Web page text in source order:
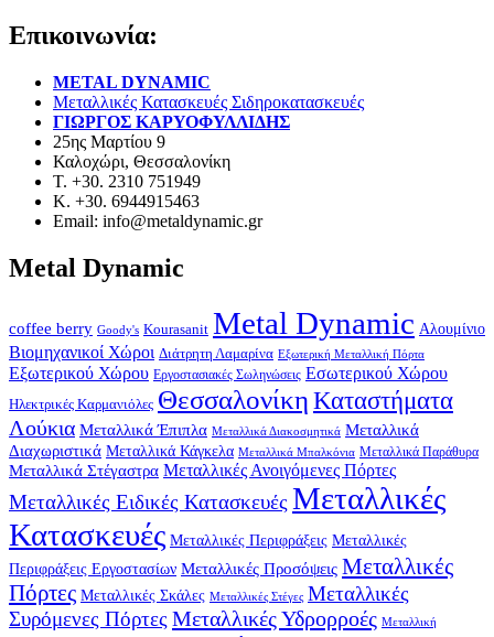
Επικοινωνία:
METAL DYNAMIC
Μεταλλικές Κατασκευές Σιδηροκατασκευές
ΓΙΩΡΓΟΣ ΚΑΡΥΟΦΥΛΛΙΔΗΣ
25ης Μαρτίου 9
Καλοχώρι, Θεσσαλονίκη
Τ. +30. 2310 751949
Κ. +30. 6944915463
Email: info@metaldynamic.gr
Metal Dynamic
coffee berry Goody's Kourasanit Metal Dynamic Αλουμίνιο
Βιομηχανικοί Χώροι Διάτρητη Λαμαρίνα Εξωτερική Μεταλλική Πόρτα
Εξωτερικού Χώρου Εργοστασιακές Σωληνώσεις Εσωτερικού Χώρου
Ηλεκτρικές Καρμανιόλες Θεσσαλονίκη Καταστήματα
Λούκια Μεταλλικά Έπιπλα Μεταλλικά Διακοσμητικά Μεταλλικά
Διαχωριστικά Μεταλλικά Κάγκελα Μεταλλικά Μπαλκόνια Μεταλλικά Παράθυρα
Μεταλλικά Στέγαστρα Μεταλλικές Ανοιγόμενες Πόρτες
Μεταλλικές Ειδικές Κατασκευές Μεταλλικές
Κατασκευές Μεταλλικές Περιφράξεις Μεταλλικές
Περιφράξεις Εργοστασίων Μεταλλικές Προσόψεις Μεταλλικές
Πόρτες Μεταλλικές Σκάλες Μεταλλικές Στέγες Μεταλλικές
Συρόμενες Πόρτες Μεταλλικές Υδρορροές Μεταλλική